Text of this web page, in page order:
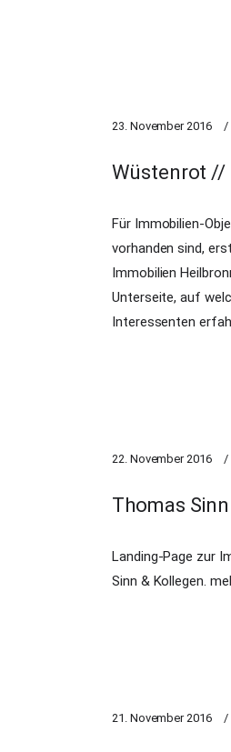
23. November 2016
Wüstenrot //
Für Immobilien-
vorhanden sind,
Immobilien
Unterseite, auf
Interessenten
22. November 2016
Thomas
Landing-Page zur
Sinn & Kollegen.
21. November 2016